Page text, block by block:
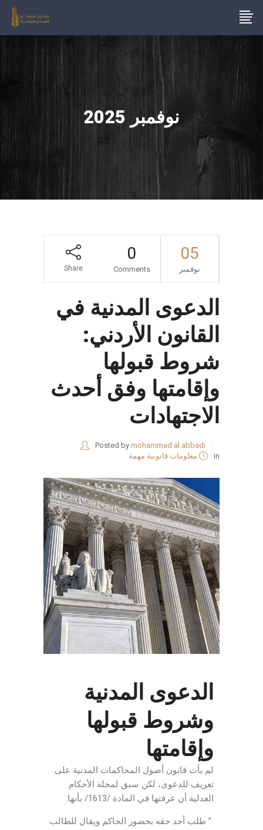
نوفمبر 2025
05
نوفمبر
0
Comments
Share
الدعوى المدنية في
القانون الأردني:
شروط قبولها
وإقامتها وفق أحدث
الاجتهادات
Posted by mohammad al abbadi
in
معلومات قانونية مهمة
الدعوى المدنية
وشروط قبولها
وإقامتها
لم يأت قانون أصول المحاكمات المدنية على
تعريف للدعوى، لكن سبق لمجلة الأحكام
العدلية أن عرفتها في المادة /1613/ بأنها:
” طلب أحد حقه بحضور الحاكم ويقال للطالب